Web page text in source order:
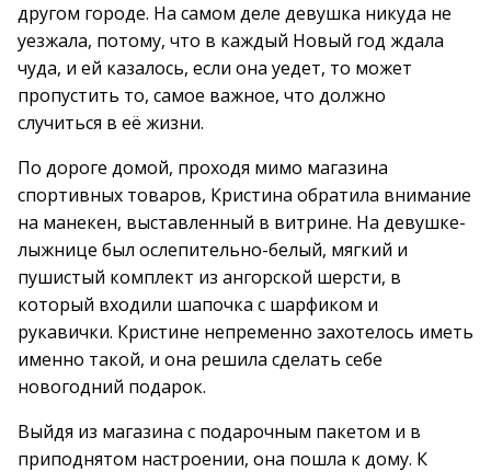
другом городе. На самом деле девушка никуда не
уезжала, потому, что в каждый Новый год ждала
чуда, и ей казалось, если она уедет, то может
пропустить то, самое важное, что должно
случиться в её жизни.
По дороге домой, проходя мимо магазина
спортивных товаров, Кристина обратила внимание
на манекен, выставленный в витрине. На девушке-
лыжнице был ослепительно-белый, мягкий и
пушистый комплект из ангорской шерсти, в
который входили шапочка с шарфиком и
рукавички. Кристине непременно захотелось иметь
именно такой, и она решила сделать себе
новогодний подарок.
Выйдя из магазина с подарочным пакетом и в
приподнятом настроении, она пошла к дому. К